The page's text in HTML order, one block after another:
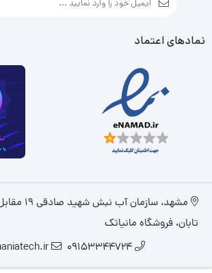
نمادهای اعتماد
مشهد،
تابان، فروشگاه مانیاتک
09153344724